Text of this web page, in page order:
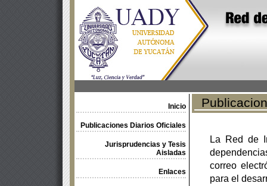
Inicio
Publicaciones Diarios Oficiales
Jurisprudencias y Tesis
Aisladas
Enlaces
La Red de
correo
para el